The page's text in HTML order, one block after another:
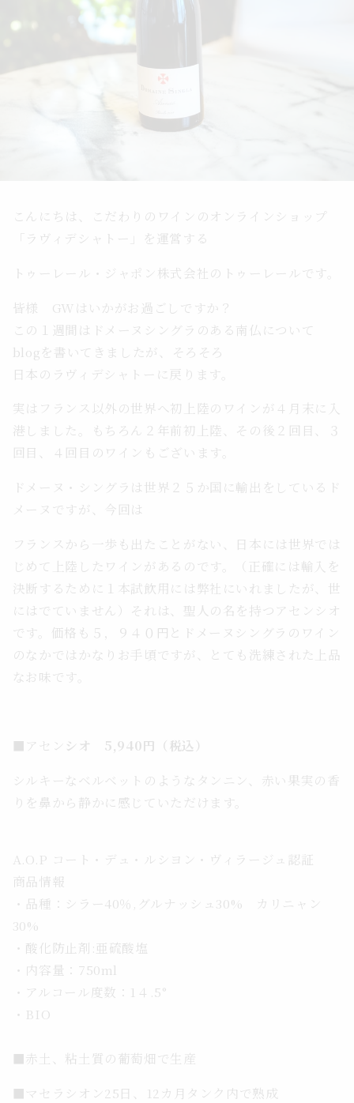
こんにちは、こだわりのワインのオンラインショップ
「ラヴィデシャトー」を運営する
トゥーレール・ジャポン株式会社のトゥーレールです。
皆様 GWはいかがお過ごしですか？
この１週間はドメーヌシングラのある南仏について
blogを書いてきましたが、そろそろ
日本のラヴィデシャトーに戻ります。
実はフランス以外の世界へ初上陸のワインが４月末に入
港しました。もちろん２年前初上陸、その後２回目、３
回目、４回目のワインもございます。
ドメーヌ・シングラは世界２５か国に輸出をしているド
メーヌですが、今回は
フランスから一歩も出たことがない、日本には世界では
じめて上陸したワインがあるのです。（正確には輸入を
決断するために１本試飲用には弊社にいれましたが、世
にはでていません）それは、聖人の名を持つアセンシオ
です。価格も５，９４０円とドメーヌシングラのワイン
のなかではかなりお手頃ですが、とても洗練された上品
なお味です。
■アセン シオ 5,940円（税込）
シルキーなベルベットのようなタンニン、赤い果実の香
りを鼻から静かに感じていただけます。
A.O.P コート・デュ・ルシヨン・ヴィラージュ認証
商品情報
・品種：シラー40％,グルナッシュ30% カリニャン
30%
・酸化防止剤:亜硫酸塩
・内容量：750ml
・アルコール度数：1４.5°
・BIO
■赤土、粘土質の葡萄畑で生産
■マセラシオン25日、12カ月タンク内で熟成